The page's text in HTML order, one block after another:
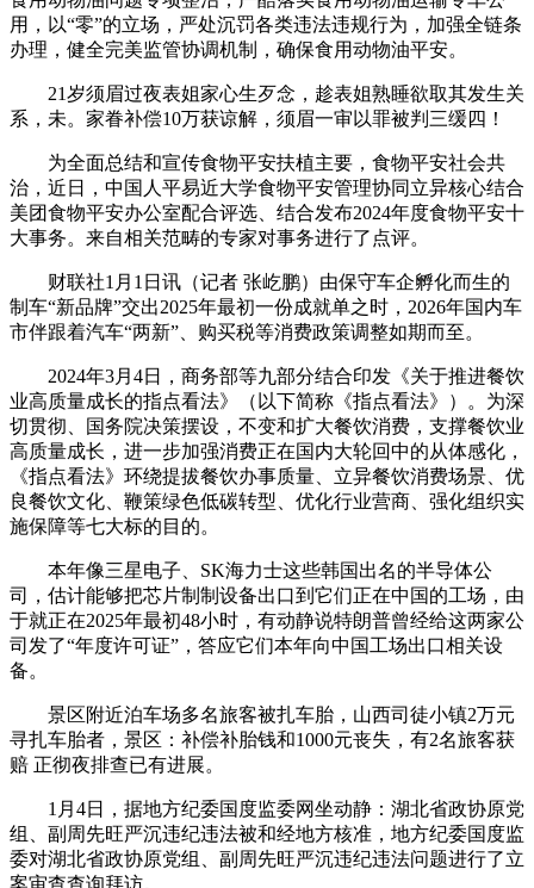
用，以“零”的立场，严处沉罚各类违法违规行为，加强全链条
办理，健全完美监管协调机制，确保食用动物油平安。
21岁须眉过夜表姐家心生歹念，趁表姐熟睡欲取其发生关
系，未。家眷补偿10万获谅解，须眉一审以罪被判三缓四！
为全面总结和宣传食物平安扶植主要，食物平安社会共
治，近日，中国人平易近大学食物平安管理协同立异核心结合
美团食物平安办公室配合评选、结合发布2024年度食物平安十
大事务。来自相关范畴的专家对事务进行了点评。
财联社1月1日讯（记者 张屹鹏）由保守车企孵化而生的
制车“新品牌”交出2025年最初一份成就单之时，2026年国内车
市伴跟着汽车“两新”、购买税等消费政策调整如期而至。
2024年3月4日，商务部等九部分结合印发《关于推进餐饮
业高质量成长的指点看法》（以下简称《指点看法》）。为深
切贯彻、国务院决策摆设，不变和扩大餐饮消费，支撑餐饮业
高质量成长，进一步加强消费正在国内大轮回中的从体感化，
《指点看法》环绕提拔餐饮办事质量、立异餐饮消费场景、优
良餐饮文化、鞭策绿色低碳转型、优化行业营商、强化组织实
施保障等七大标的目的。
本年像三星电子、SK海力士这些韩国出名的半导体公
司，估计能够把芯片制制设备出口到它们正在中国的工场，由
于就正在2025年最初48小时，有动静说特朗普曾经给这两家公
司发了“年度许可证”，答应它们本年向中国工场出口相关设
备。
景区附近泊车场多名旅客被扎车胎，山西司徒小镇2万元
寻扎车胎者，景区：补偿补胎钱和1000元丧失，有2名旅客获
赔 正彻夜排查已有进展。
1月4日，据地方纪委国度监委网坐动静：湖北省政协原党
组、副周先旺严沉违纪违法被和经地方核准，地方纪委国度监
委对湖北省政协原党组、副周先旺严沉违纪违法问题进行了立
案审查查询拜访。